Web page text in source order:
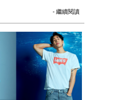
- 繼續閱讀